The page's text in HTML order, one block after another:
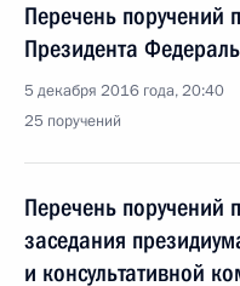
Перечень поручений
Президента
5 декабря 2016 года, 20:40
25 поручений
Перечень поручений
заседания
и консультативной